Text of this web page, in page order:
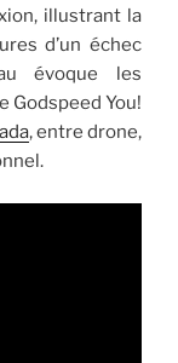
illustrant la
d’un échec
évoque les
Godspeed You!
, entre drone,